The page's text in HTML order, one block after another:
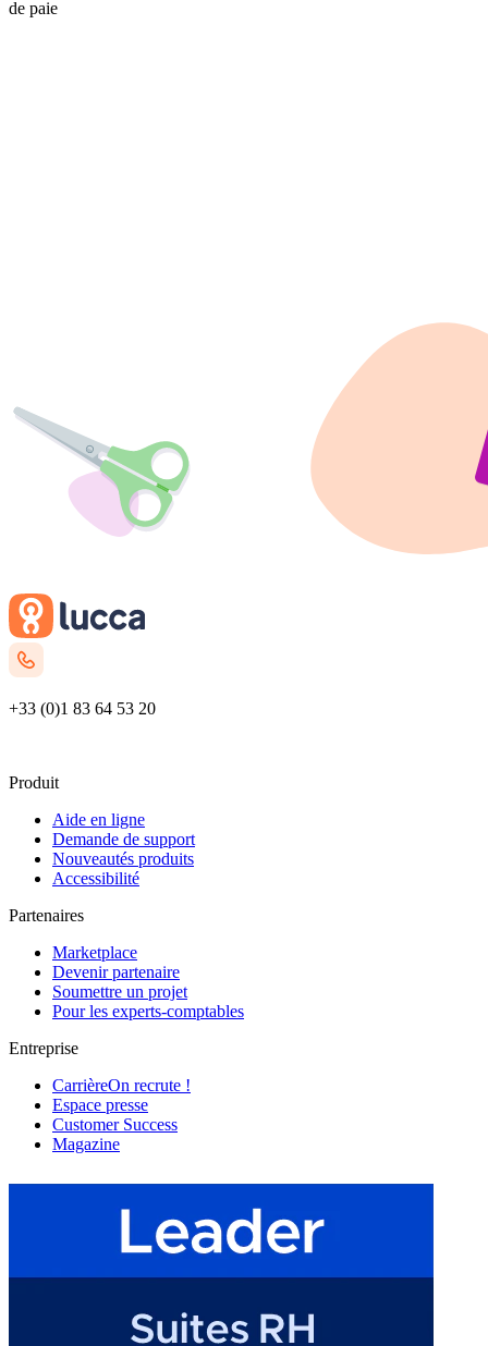
de paie
+33 (0)1 83 64 53 20
Produit
Aide en ligne
Demande de support
Nouveautés produits
Accessibilité
Partenaires
Marketplace
Devenir partenaire
Soumettre un projet
Pour les experts-comptables
Entreprise
CarrièreOn recrute !
Espace presse
Customer Success
Magazine